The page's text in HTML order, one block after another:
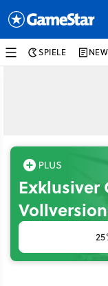
SPIELE
Exklusiver